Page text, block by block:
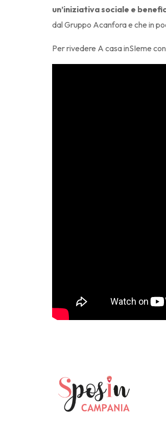
un’iniziativa sociale e
dal Gruppo Acanfora e che in
Per rivedere A casa inSIeme